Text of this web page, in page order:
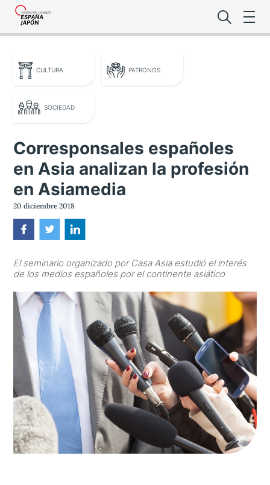
Foro
Aviso legal
de privacidad
Contacta
CULTURA PATRONOS
SOCIEDAD
Corresponsales españoles
en Asia analizan la profesión
en Asiamedia
20 diciembre 2018
El seminario organizado por Casa Asia estudió el interés
de los medios españoles por el continente asiático